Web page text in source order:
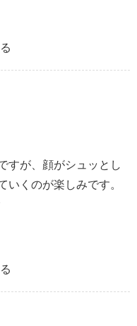
すが、顔がシュッとし
いくのが楽しみです。